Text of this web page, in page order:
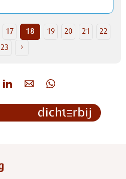
17 18 19 20 21
22
23
›